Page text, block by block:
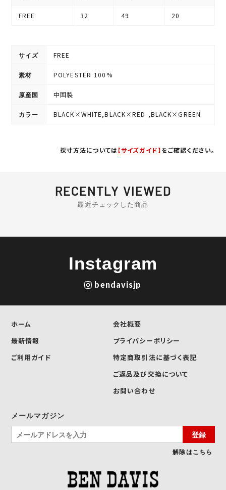
FREE 32 49 20
サイズ FREE
素材 POLYESTER 100%
原産国 中国製
カラー BLACK×WHITE,BLACK×RED ,BLACK×GREEN
採寸方法については【サイズガイド】 をご確認ください。
RECENTLY VIEWED
最近チェックした商品
Instagram
bendavisjp
ホーム
最新情報
ご利用ガイド
会社概要
プライバシーポリシー
特定商取引法に基づく表記
ご返品及び交換について
お問い合わせ
メールマガジン
登録
解除はこちら